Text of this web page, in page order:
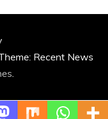
Recent News
.